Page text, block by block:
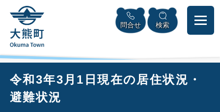
頭
メニューを飛ばして本文へ
問合せ 検索
令和3年3月1日現在の居住状況・
避難状況